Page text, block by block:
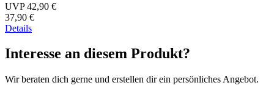
UVP 42,90 €
37,90 €
Details
Interesse an diesem Produkt?
Wir beraten dich gerne und erstellen dir ein persönliches Angebot.